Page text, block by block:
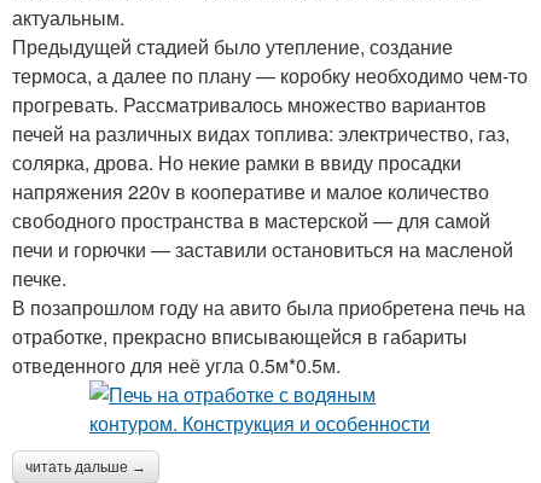
актуальным.
Предыдущей стадией было утепление, создание
термоса, а далее по плану — коробку необходимо чем-то
прогревать. Рассматривалось множество вариантов
печей на различных видах топлива: электричество, газ,
солярка, дрова. Но некие рамки в ввиду просадки
напряжения 220v в кооперативе и малое количество
свободного пространства в мастерской — для самой
печи и горючки — заставили остановиться на масленой
печке.
В позапрошлом году на авито была приобретена печь на
отработке, прекрасно вписывающейся в габариты
отведенного для неё угла 0.5м*0.5м.
читать дальше →